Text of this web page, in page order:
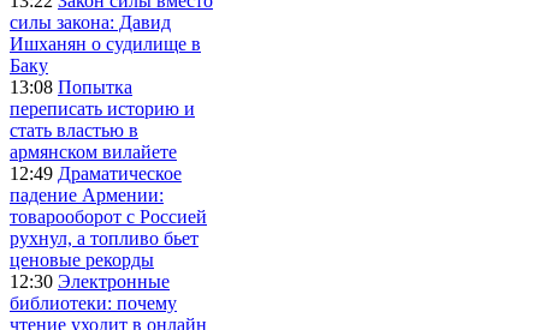
силы закона: Давид
Ишханян о судилище в
Баку
13:08 Попытка
переписать историю и
стать властью в
армянском вилайете
12:49 Драматическое
падение Армении:
товарооборот с Россией
рухнул, а топливо бьет
ценовые рекорды
12:30 Электронные
библиотеки: почему
чтение уходит в онлайн